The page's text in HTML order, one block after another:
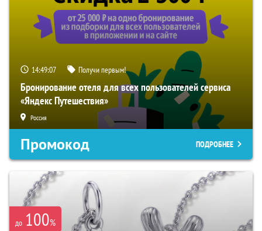
14:49:06 Получи первым!
Бронирование отеля для всех пользователей сервиса
«Яндекс Путешествия»
Россия
Промокод ПОДРОБНЕЕ
до 100%